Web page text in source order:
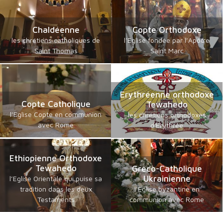
Chaldéenne
les chrétiens catholiques de
Saint Thomas
Copte Orthodoxe
l’Eglise fondée par l’Apôtre
Saint Marc
Copte Catholique
l’Eglise Copte en communion
avec Rome
Erythréenne orthodoxe
Tewahedo
les chrétiens orthodoxes
d'Erythrée
Ethiopienne Orthodoxe
Tewahedo
l’Eglise Orientale qui puise sa
tradition dans les deux
Testaments
Gréco-Catholique
Ukrainienne
l’Eglise byzantine en
communion avec Rome